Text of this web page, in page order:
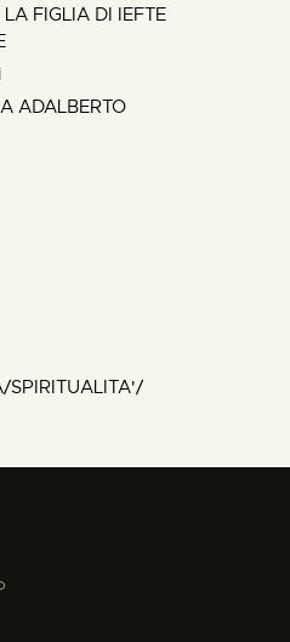
FIGLIA DI IEFTE
ADALBERTO
SPIRITUALITA'/